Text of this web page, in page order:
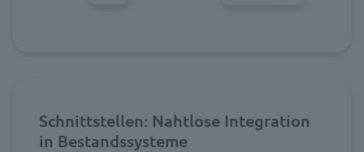
Schnittstellen: Nahtlose Integration
in Bestandssysteme